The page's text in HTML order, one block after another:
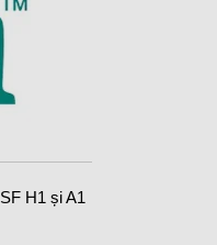
H1 și A1